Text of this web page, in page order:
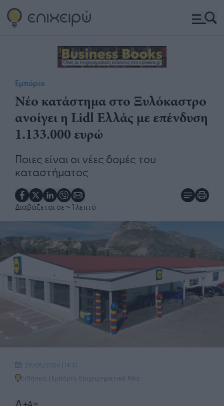
Εμπόριο
Νέο κατάστημα στο Ξυλόκαστρο
ανοίγει η Lidl Ελλάς με επένδυση
1.133.000 ευρώ
Ποιες είναι οι νέες δομές του
καταστήματος
Διαβάζεται σε ~ 1 λεπτό
29/05/2026 | 14:31
Ειδήσεις | Εμπόριο Επιχειρηματικά Νέα